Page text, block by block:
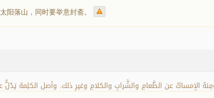
阳落山，同时要举意封斋。
الإمساكُ عن الطَّعامِ والشَّرابِ والكلامِ وغيرِ ذلك. وأصل الكلِمة